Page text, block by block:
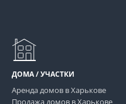
ДОМА / УЧАСТКИ
Аренда домов в Харькове
Продажа домов в Харькове